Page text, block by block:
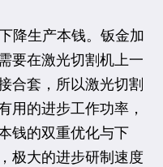
降生产本钱。钣金加
要在激光切割机上一
合套，所以激光切割
用的进步工作功率，
钱的双重优化与下
极大的进步研制速度